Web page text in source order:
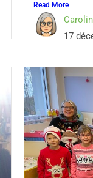
Read More
17